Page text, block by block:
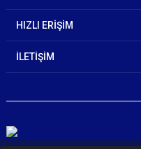
HIZLI ERİŞİM
İLETİŞİM